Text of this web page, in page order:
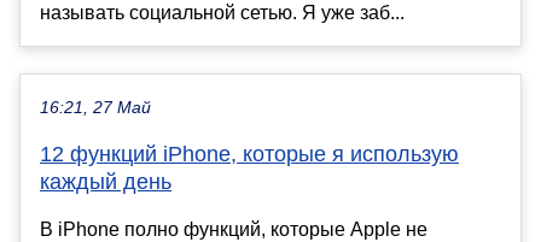
называть социальной сетью. Я уже заб...
16:21, 27 Май
12 функций iPhone, которые я использую
каждый день
В iPhone полно функций, которые Apple не